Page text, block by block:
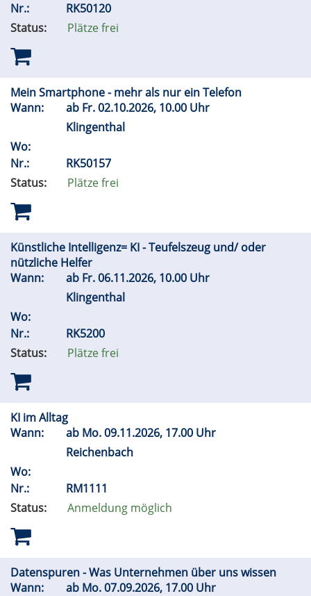
Nr.:
RK50120
Status:
Plätze frei
Mein Smartphone - mehr als nur ein Telefon
Wann:
ab Fr.02.10.2026, 10.00 Uhr
Klingenthal
Wo:
Nr.:
RK50157
Status:
Plätze frei
Künstliche Intelligenz= KI - Teufelszeug und/ oder
nützliche Helfer
Wann:
ab Fr.06.11.2026, 10.00 Uhr
Klingenthal
Wo:
Nr.:
RK5200
Status:
Plätze frei
KI im Alltag
Wann:
ab Mo.09.11.2026, 17.00 Uhr
Reichenbach
Wo:
Nr.:
RM1111
Status:
Anmeldung möglich
Datenspuren - Was Unternehmen über uns wissen
Wann:
ab Mo.07.09.2026, 17.00 Uhr